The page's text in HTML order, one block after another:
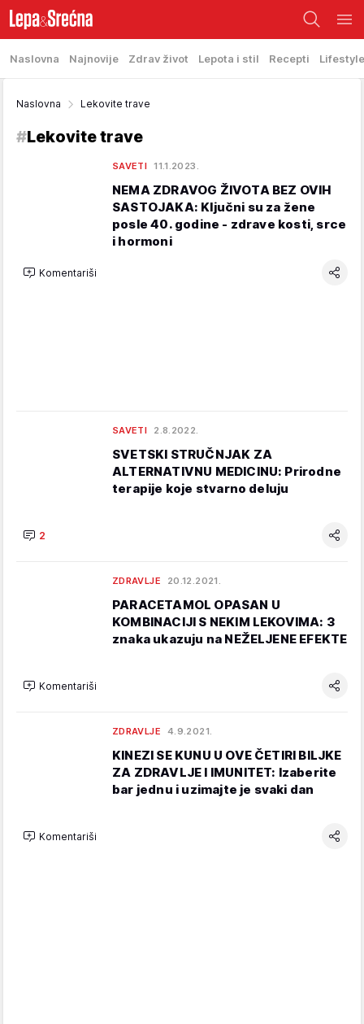
Naslovna Najnovije Zdrav život Lepota i stil Recepti Lifestyle
Naslovna Lekovite trave
#Lekovite trave
SAVETI 11.1.2023.
NEMA ZDRAVOG ŽIVOTA BEZ OVIH
SASTOJAKA: Ključni su za žene
posle 40. godine - zdrave kosti, srce
i hormoni
Komentariši
SAVETI 2.8.2022.
SVETSKI STRUČNJAK ZA
ALTERNATIVNU MEDICINU: Prirodne
terapije koje stvarno deluju
2
ZDRAVLJE 20.12.2021.
PARACETAMOL OPASAN U
KOMBINACIJI S NEKIM LEKOVIMA: 3
znaka ukazuju na NEŽELJENE EFEKTE
Komentariši
ZDRAVLJE 4.9.2021.
KINEZI SE KUNU U OVE ČETIRI BILJKE
ZA ZDRAVLJE I IMUNITET: Izaberite
bar jednu i uzimajte je svaki dan
Komentariši